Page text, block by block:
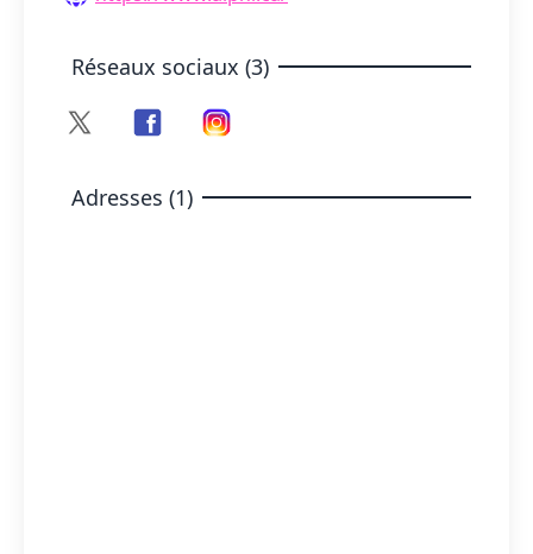
Réseaux sociaux (3)
Adresses (1)